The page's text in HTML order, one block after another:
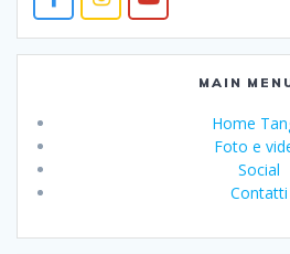
MAIN
Home
Foto e
Social
Contatti